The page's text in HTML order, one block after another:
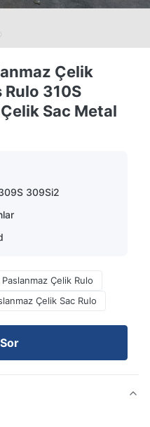
Çelik
Rulo 310S
Sac Metal
309Si2
Çelik Rulo
Çelik Sac Rulo